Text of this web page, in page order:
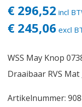
€ 296,52 incl
€ 245,06 excl
WSS May Knop
Draaibaar RVS
Artikelnummer: